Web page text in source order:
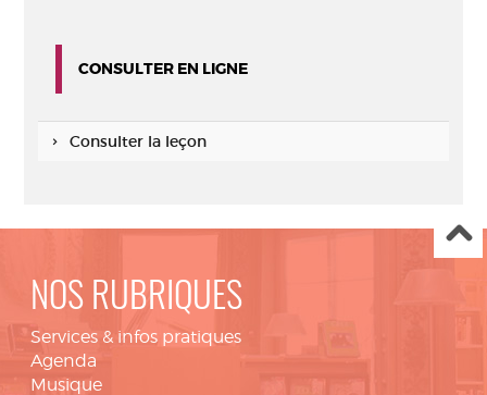
CONSULTER EN LIGNE
Consulter la leçon
NOS RUBRIQUES
Services & infos pratiques
Agenda
Musique